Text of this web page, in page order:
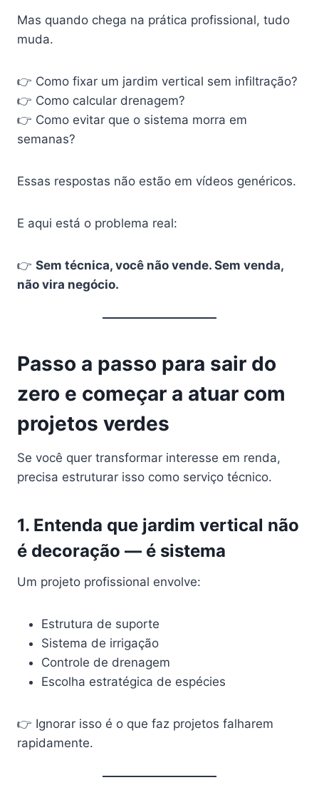
Mas quando chega na prática profissional, tudo
muda.
👉 Como fixar um jardim vertical sem infiltração?
👉 Como calcular drenagem?
👉 Como evitar que o sistema morra em
semanas?
Essas respostas não estão em vídeos genéricos.
E aqui está o problema real:
👉 Sem técnica, você não vende. Sem venda,
não vira negócio.
Passo a passo para sair do
zero e começar a atuar com
projetos verdes
Se você quer transformar interesse em renda,
precisa estruturar isso como serviço técnico.
1. Entenda que jardim vertical não
é decoração — é sistema
Um projeto profissional envolve:
Estrutura de suporte
Sistema de irrigação
Controle de drenagem
Escolha estratégica de espécies
👉 Ignorar isso é o que faz projetos falharem
rapidamente.